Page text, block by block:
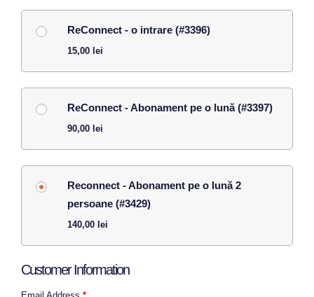
ReConnect - o intrare (#3396)
15,00 lei
ReConnect - Abonament pe o lună (#3397)
90,00 lei
Reconnect - Abonament pe o lună 2
persoane (#3429)
140,00 lei
Customer Information